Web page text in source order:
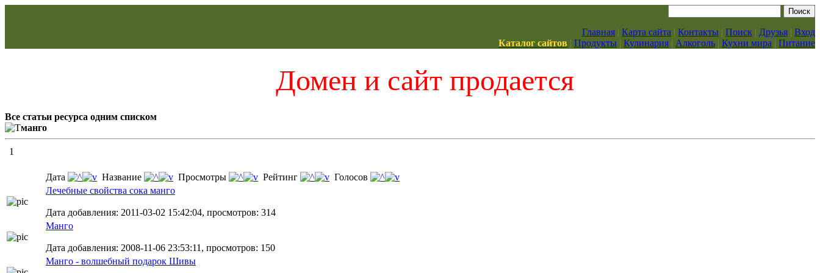
Главная | Карта сайта | Контакты | Поиск | Друзья | Вход
Каталог сайтов | Продукты | Кулинария | Алкоголь | Кухни мира | Питание
Домен и сайт продается
Все статьи ресурса одним списком
манго
1
Дата Название Просмотры Рейтинг
Голосов
Лечебные свойства сока манго
Дата добавления: 2011-03-02 15:42:04, просмотров: 314
Манго
Дата добавления: 2008-11-06 23:53:11, просмотров: 150
Манго - волшебный подарок Шивы